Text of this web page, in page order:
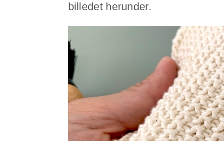
billedet herunder.